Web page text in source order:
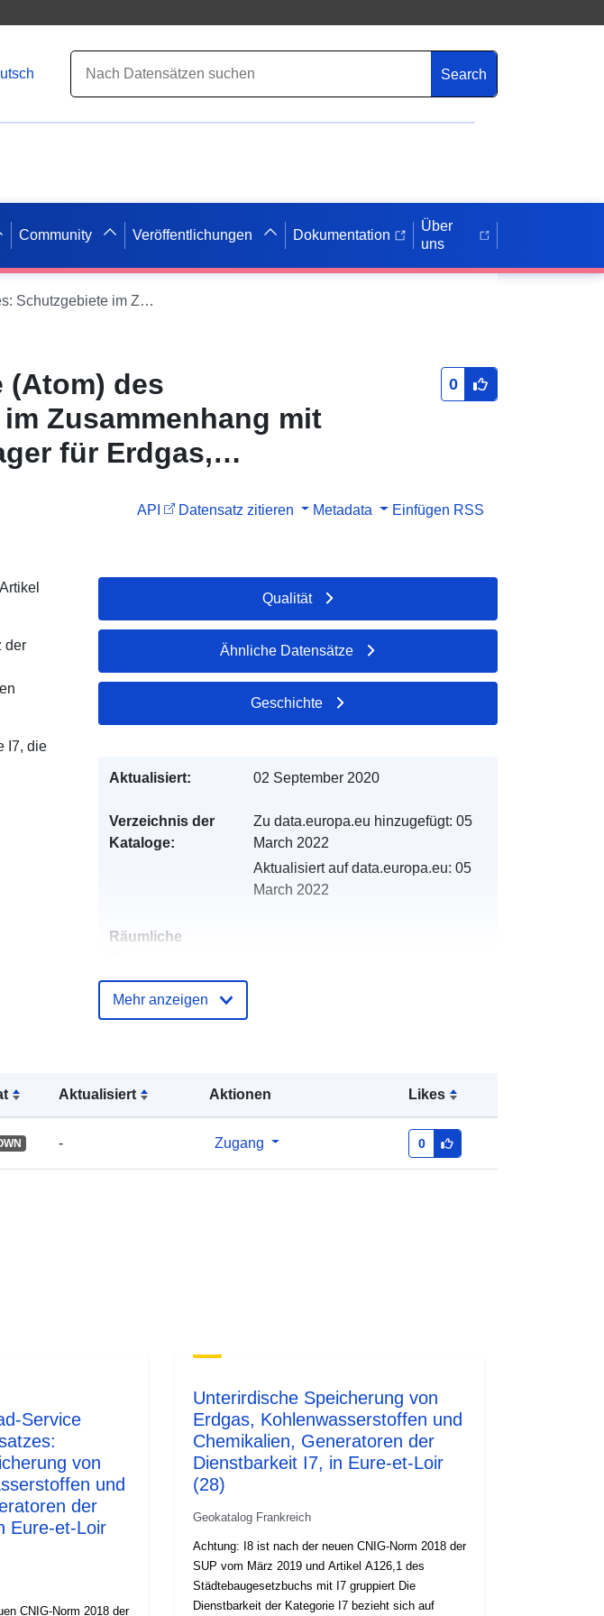
Search
Community Veröffentlichungen Dokumentation
Über
uns
Einfacher Download-Service (Atom) des Datensatzes: Schutzgebiete im Zusammenhang mit Dienstbarkeit I7 (Untertagelager für Erdgas, Kohlenwasserstoffe und Chemikalien) in Eure-et-Loir (28)
(Atom) des
Zusammenhang mit
für Erdgas,
0
API Datensatz zitieren Metadata Einfügen RSS
der
I7, die
Aktualisiert Aktionen Likes
- Zugang 0
Qualität
Ähnliche Datensätze
Geschichte
Aktualisiert: 02 September 2020
Verzeichnis der
Kataloge:
Zu data.europa.eu hinzugefügt: 05
March 2022
Aktualisiert auf data.europa.eu: 05
March 2022
Räumliche
Identifikatoren:
4341-9b08-da95a81fa329
http://data.europa.eu/88u/dataset/fr-
120066022-srv-83598973-6ca0-
45b3-a3bc-5fed6f8ac109
Mehr anzeigen
Service
von
und
der
Eure-et-Loir
CNIG-Norm 2018 der
Unterirdische Speicherung von
Erdgas, Kohlenwasserstoffen und
Chemikalien, Generatoren der
Dienstbarkeit I7, in Eure-et-Loir
(28)
Geokatalog Frankreich
Achtung: I8 ist nach der neuen CNIG-Norm 2018 der
SUP vom März 2019 und Artikel A126,1 des
Städtebaugesetzbuchs mit I7 gruppiert Die
Dienstbarkeit der Kategorie I7 bezieht sich auf